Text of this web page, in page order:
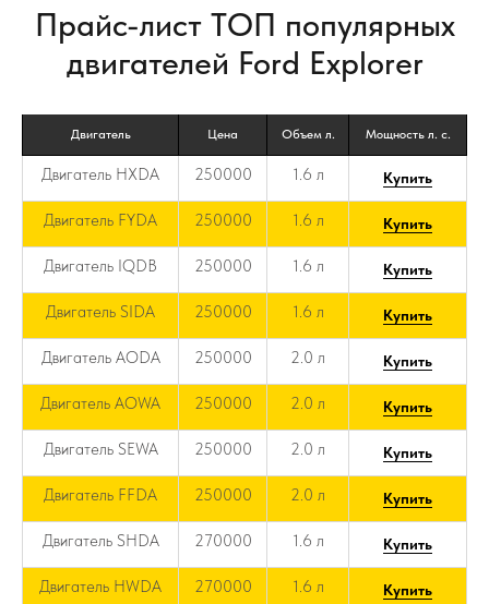
Прайс-лист ТОП популярных
двигателей Ford Explorer
Двигатель Цена Объем л. Мощность л. с.
Двигатель HXDA 250000 1.6 л Купить
Двигатель FYDA 250000 1.6 л Купить
Двигатель IQDB 250000 1.6 л Купить
Двигатель SIDA 250000 1.6 л Купить
Двигатель AODA 250000 2.0 л Купить
Двигатель AOWA 250000 2.0 л Купить
Двигатель SEWA 250000 2.0 л Купить
Двигатель FFDA 250000 2.0 л Купить
Двигатель SHDA 270000 1.6 л Купить
Двигатель HWDA 270000 1.6 л Купить